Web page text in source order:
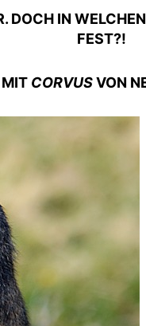
IN
FEST?!
CORVUSVON